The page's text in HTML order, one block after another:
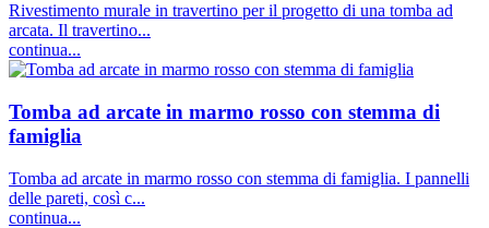
Rivestimento murale in travertino per il progetto di una tomba ad
arcata. Il travertino...
continua...
Tomba ad arcate in marmo rosso con stemma di
famiglia
Tomba ad arcate in marmo rosso con stemma di famiglia. I pannelli
delle pareti, così c...
continua...